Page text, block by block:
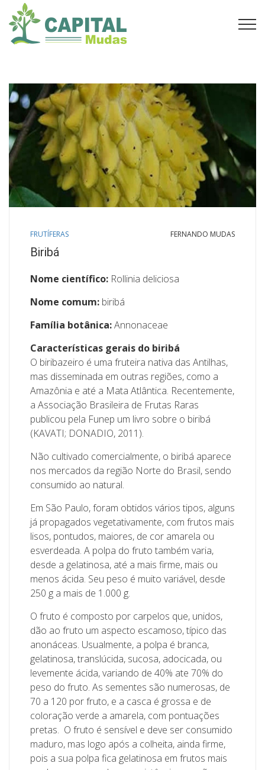
FRUTÍFERAS FERNANDO MUDAS
Biribá
Nome científico: Rollinia deliciosa
Nome comum: biribá
Família botânica:Annonaceae
Características gerais do biribá
O biribazeiro é uma fruteira nativa das Antilhas,
mas disseminada em outras regiões, como a
Amazônia e até a Mata Atlântica. Recentemente,
a Associação Brasileira de Frutas Raras
publicou pela Funep um livro sobre o biribá
(KAVATI; DONADIO, 2011).
Não cultivado comercialmente, o biribá aparece
nos mercados da região Norte do Brasil, sendo
consumido ao natural.
Em São Paulo, foram obtidos vários tipos, alguns
já propagados vegetativamente, com frutos mais
lisos, pontudos, maiores, de cor amarela ou
esverdeada. A polpa do fruto também varia,
desde a gelatinosa, até a mais firme, mais ou
menos ácida. Seu peso é muito variável, desde
250 g a mais de 1.000 g.
O fruto é composto por carpelos que, unidos,
dão ao fruto um aspecto escamoso, típico das
anonáceas. Usualmente, a polpa é branca,
gelatinosa, translúcida, sucosa, adocicada, ou
levemente ácida, variando de 40% ate 70% do
peso do fruto. As sementes são numerosas, de
70 a 120 por fruto, e a casca é grossa e de
coloração verde a amarela, com pontuações
pretas. O fruto é sensível e deve ser consumido
maduro, mas logo após a colheita, ainda firme,
pois a sua polpa fica gelatinosa em frutos mais